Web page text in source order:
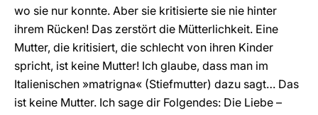
wo sie nur konnte. Aber sie kritisierte sie nie hinter
ihrem Rücken! Das zerstört die Mütterlichkeit. Eine
Mutter, die kritisiert, die schlecht von ihren Kinder
spricht, ist keine Mutter! Ich glaube, dass man im
Italienischen »matrigna« (Stiefmutter) dazu sagt… Das
ist keine Mutter. Ich sage dir Folgendes: Die Liebe –